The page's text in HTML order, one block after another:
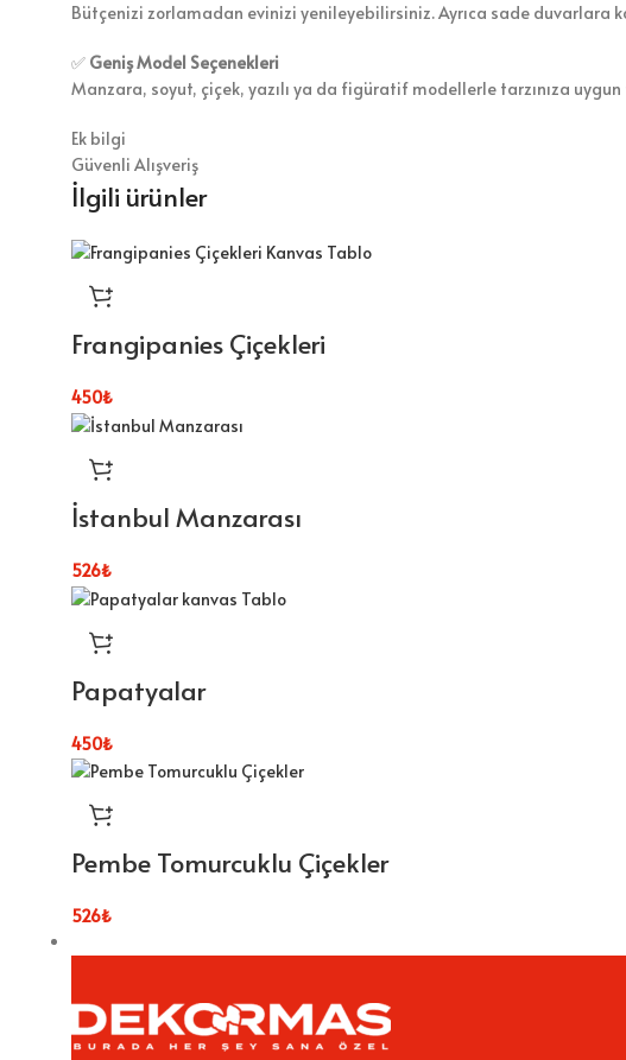
Bütçenizi zorlamadan evinizi yenileyebilirsiniz. Ayrıca sade duvarlara
✅ Geniş Model Seçenekleri
Manzara, soyut, çiçek, yazılı ya da figüratif modellerle tarzınıza
Ek bilgi
Güvenli Alışveriş
İlgili ürünler
Frangipanies Çiçekleri
450₺
İstanbul Manzarası
526₺
Papatyalar
450₺
Pembe Tomurcuklu Çiçekler
526₺